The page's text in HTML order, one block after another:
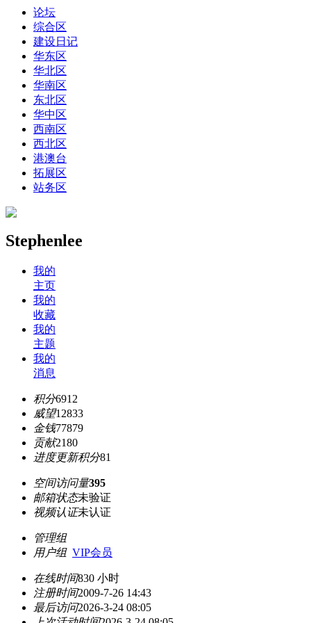
论坛
综合区
建设日记
华东区
华北区
华南区
东北区
华中区
西南区
西北区
港澳台
拓展区
站务区
Stephenlee
我的
主页
我的
收藏
我的
主题
我的
消息
积分6912
威望12833
金钱77879
贡献2180
进度更新积分81
空间访问量395
邮箱状态未验证
视频认证未认证
管理组
用户组 VIP会员
在线时间830 小时
注册时间2009-7-26 14:43
最后访问2026-3-24 08:05